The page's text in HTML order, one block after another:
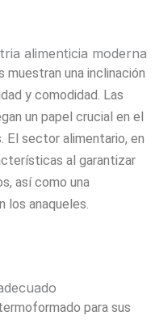
alimenticia moderna
una inclinación
y comodidad. Las
un papel crucial en el
sector alimentario, en
al garantizar
así como una
anaqueles.
para sus